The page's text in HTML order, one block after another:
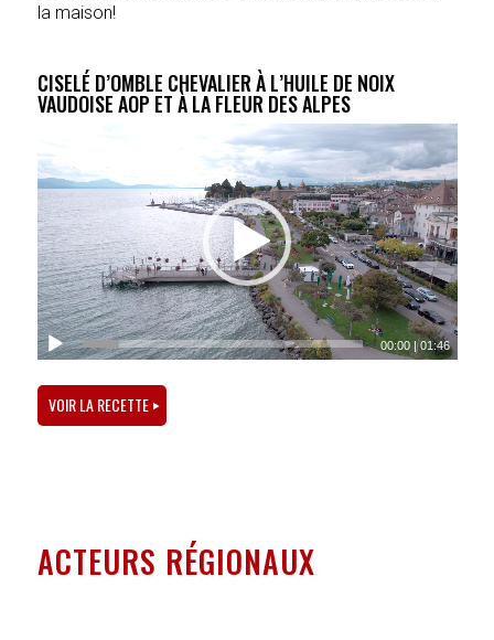
la maison!
CISELÉ D’OMBLE CHEVALIER À L’HUILE DE NOIX
VAUDOISE AOP ET À LA FLEUR DES ALPES
00:00|01:46
VOIR LA RECETTE
ACTEURS RÉGIONAUX